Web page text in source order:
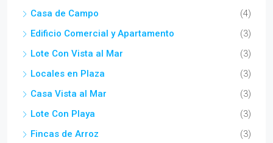
Casa de Campo
(4)
Edificio Comercial y Apartamento
(3)
Lote Con Vista al Mar
(3)
Locales en Plaza
(3)
Casa Vista al Mar
(3)
Lote Con Playa
(3)
Fincas de Arroz
(3)